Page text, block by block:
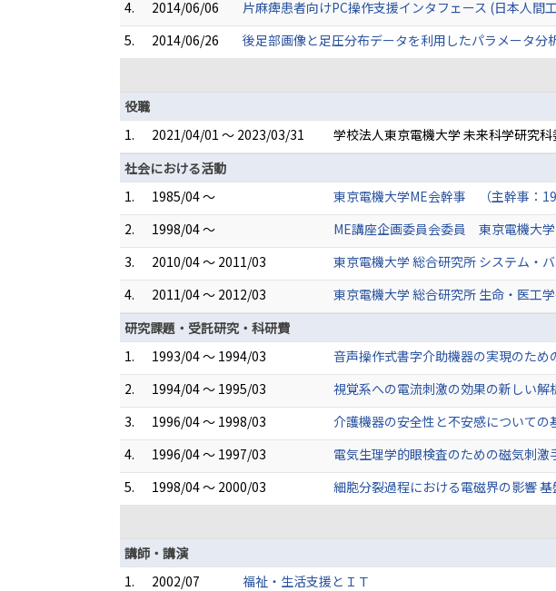
4.
2014/06/06
片麻痺患者向けPC操作支援インタフェース (日本人間
5.
2014/06/26
後足部画像と足圧分布データを利用したパラメータ
役職
1.
2021/04/01 ～ 2023/03/31
学校法人東京電機大学 未来科学研究科
社会における活動
1.
1985/04 ～
東京電機大学ME会幹事 （主幹事：
2.
1998/04 ～
ME講座企画委員会委員 東京電機大学
3.
2010/04 ～ 2011/03
東京電機大学 総合研究所 システム・
4.
2011/04 ～ 2012/03
東京電機大学 総合研究所 生命・医工
研究課題・受託研究・科研費
1.
1993/04 ～ 1994/03
音声操作式書字介助機器の実現のた
2.
1994/04 ～ 1995/03
視覚系への電流刺激の効果の新しい
3.
1996/04 ～ 1998/03
介護機器の安全性と不安感についての
4.
1996/04 ～ 1997/03
電気生理学的眼検査のための磁気刺激
5.
1998/04 ～ 2000/03
細胞分裂過程における電磁界の影響 基
講師・講演
1.
2002/07
福祉・生活支援とＩＴ